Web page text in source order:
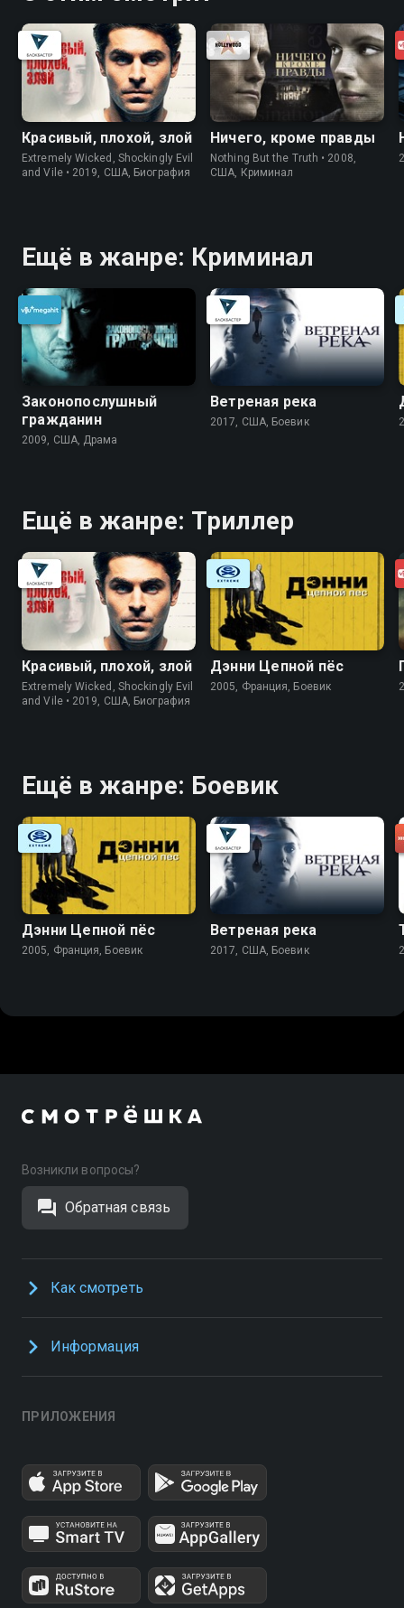
Красивый, плохой, злой
Extremely Wicked, Shockingly Evil
and Vile • 2019, США, Биография
Ничего, кроме правды
Nothing But the Truth • 2008,
США, Криминал
Ещё в жанре: Криминал
Законопослушный
гражданин
2009, США, Драма
Ветреная река
2017, США, Боевик
Ещё в жанре: Триллер
Красивый, плохой, злой
Extremely Wicked, Shockingly Evil
and Vile • 2019, США, Биография
Дэнни Цепной пёс
2005, Франция, Боевик
Ещё в жанре: Боевик
Дэнни Цепной пёс
2005, Франция, Боевик
Ветреная река
2017, США, Боевик
Возникли вопросы?
Обратная связь
Как смотреть
Информация
ПРИЛОЖЕНИЯ